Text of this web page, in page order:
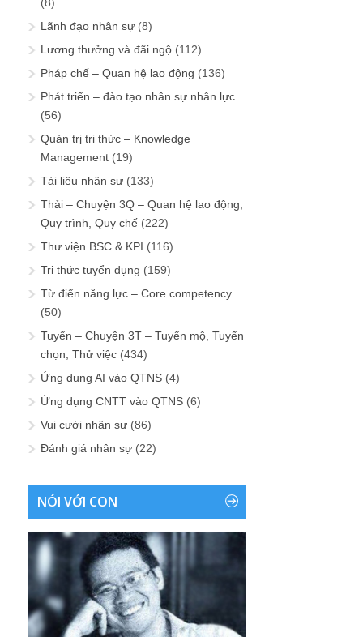
(8)
Lãnh đạo nhân sự (8)
Lương thưởng và đãi ngộ (112)
Pháp chế – Quan hệ lao động (136)
Phát triển – đào tạo nhân sự nhân lực
(56)
Quản trị tri thức – Knowledge
Management (19)
Tài liệu nhân sự (133)
Thải – Chuyện 3Q – Quan hệ lao động,
Quy trình, Quy chế (222)
Thư viện BSC & KPI (116)
Tri thức tuyển dụng (159)
Từ điển năng lực – Core competency
(50)
Tuyển – Chuyện 3T – Tuyển mộ, Tuyển
chọn, Thử việc (434)
Ứng dụng AI vào QTNS (4)
Ứng dụng CNTT vào QTNS (6)
Vui cười nhân sự (86)
Đánh giá nhân sự (22)
NÓI VỚI CON